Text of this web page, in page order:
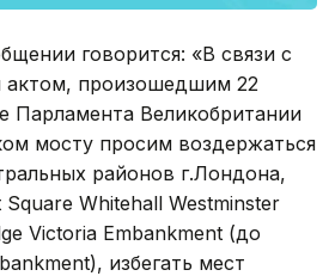
говорится: «В связи с
актом, произошедшим 22
Парламента Великобритании
мосту просим воздержаться
районов г.Лондона,
Whitehall Westminster
Victoria Embankment (до
избегать мест